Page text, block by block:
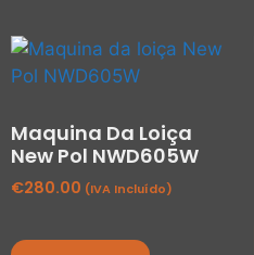
Maquina Da Loiça
New Pol NWD605W
€280.00 (IVA Incluído)